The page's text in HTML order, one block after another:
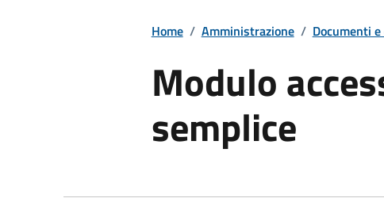
Home / Amministrazione / Documenti
Modulo
semplice